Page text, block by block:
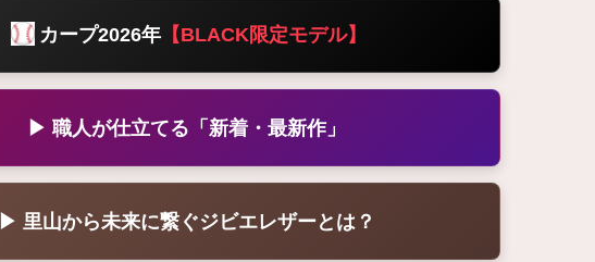
カープ2026年【BLACK限定モデル】
▶ 職人が仕立てる「新着・最新作」
▶ 里山から未来に繋ぐジビエレザーとは？